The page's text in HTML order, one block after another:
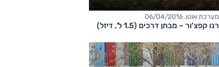
מערכת אוטו, 06/04/2016
רנו קפצ'ור – מבחן דרכים (1.5 ל', דיזל)